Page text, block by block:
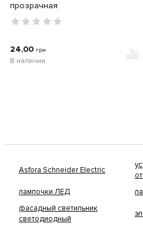
прозрачная
24,00 грн
В наличии
Asfora Schneider Electric
лампочки ЛЕД
фасадный светильник
светодиодный